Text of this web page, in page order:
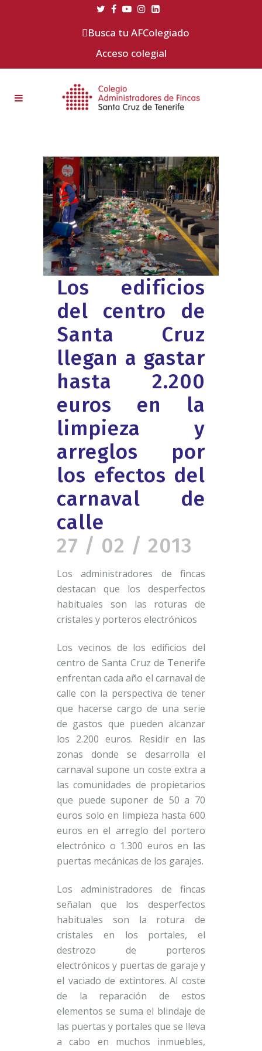
Busca tu AFColegiado
Acceso colegial
27 / 02 / 2013
Los edificios
del centro de
Santa Cruz
llegan a gastar
hasta 2.200
euros en la
limpieza y
arreglos por
los efectos del
carnaval de
calle
Los administradores de fincas
destacan que los desperfectos
habituales son las roturas de
cristales y porteros electrónicos
Los vecinos de los edificios del
centro de Santa Cruz de Tenerife
enfrentan cada año el carnaval de
calle con la perspectiva de tener
que hacerse cargo de una serie
de gastos que pueden alcanzar
los 2.200 euros. Residir en las
zonas donde se desarrolla el
carnaval supone un coste extra a
las comunidades de propietarios
que puede suponer de 50 a 70
euros solo en limpieza hasta 600
euros en el arreglo del portero
electrónico o 1.300 euros en las
puertas mecánicas de los garajes.
Los administradores de fincas
señalan que los desperfectos
habituales son la rotura de
cristales en los portales, el
destrozo de porteros
electrónicos y puertas de garaje y
el vaciado de extintores. Al coste
de la reparación de estos
elementos se suma el blindaje de
las puertas y portales que se lleva
a cabo en muchos inmuebles,